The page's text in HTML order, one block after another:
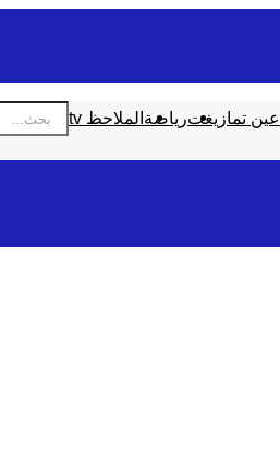
عين تمازيغترياضة الملاحظ tv